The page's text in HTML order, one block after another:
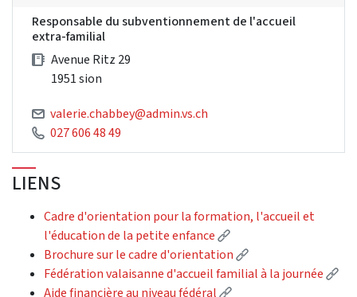
Responsable du subventionnement de l'accueil
extra-familial
Avenue Ritz 29
1951 sion
valerie.chabbey@admin.vs.ch
027 606 48 49
LIENS
Cadre d'orientation pour la formation, l'accueil et
l'éducation de la petite enfance
(External link)
Brochure sur le cadre d'orientation
(External link)
Fédération valaisanne d'accueil familial à la journée
Aide financière au niveau fédéral
(External link)